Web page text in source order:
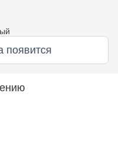
появится